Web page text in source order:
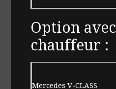
Option avec
chauffeur :
Mercedes V-CLASS